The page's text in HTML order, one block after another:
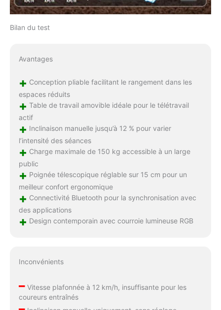
Bilan du test
Avantages
+ Conception pliable facilitant le rangement dans les
espaces réduits
+ Table de travail amovible idéale pour le télétravail
actif
+ Inclinaison manuelle jusqu’à 12 % pour varier
l’intensité des séances
+ Charge maximale de 150 kg accessible à un large
public
+ Poignée télescopique réglable sur 15 cm pour un
meilleur confort ergonomique
+ Connectivité Bluetooth pour la synchronisation avec
des applications
+ Design contemporain avec courroie lumineuse RGB
Inconvénients
–Vitesse plafonnée à 12 km/h, insuffisante pour les
coureurs entraînés